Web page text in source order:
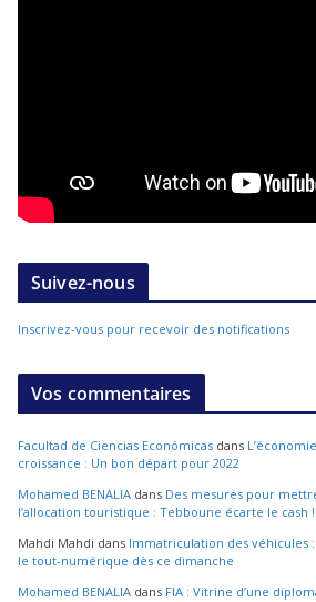
Suivez-nous
Inscrivez-vous pour recevoir des notifications
Vos commentaires
Facultad de Ciencias Económicas dans
croissance : Un bon départ pour 2022
Mohamed BENALIA dans Des mesures pour
l’allocation touristique : Tebboune écarte le cash !
Mahdi Mahdi dans Immatriculation des véhicules
le tout-numérique dès ce dimanche
Mohamed BENALIA dans FIA : Vitrine d’une